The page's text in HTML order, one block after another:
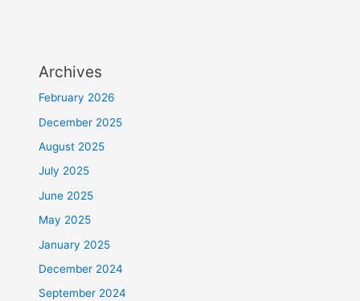
Archives
February 2026
December 2025
August 2025
July 2025
June 2025
May 2025
January 2025
December 2024
September 2024